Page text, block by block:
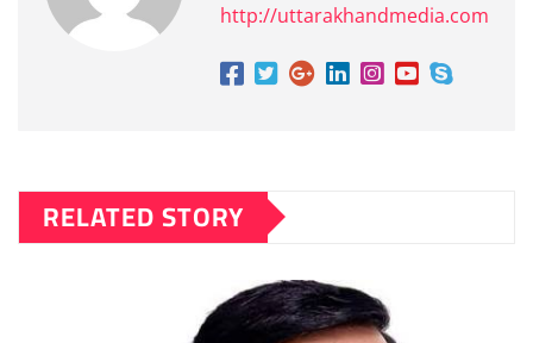
http://uttarakhandmedia.com
RELATED STORY